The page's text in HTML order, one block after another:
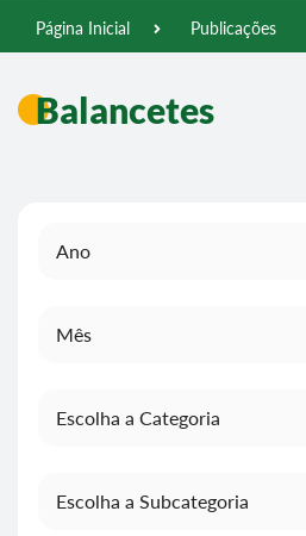
Página Inicial Publicações
Balancetes